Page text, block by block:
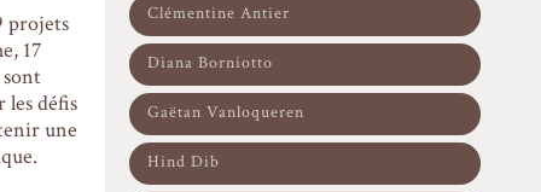
projets
17
défis
une
Clémentine Antier
Diana Borniotto
Gaëtan Vanloqueren
Hind Dib